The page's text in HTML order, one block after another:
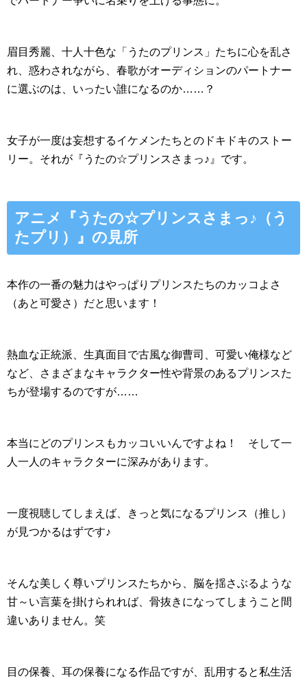
眉目秀麗、十人十色な「うたのプリンス」たちに心を乱さ
れ、惑わされながら、春歌がオーディションのパートナー
に選ぶのは、いったい誰になるのか……？
女子が一度は妄想するイケメンたちとのドキドキのストー
リー。それが『うたの☆プリンスさまっ♪』です。
アニメ『うたの☆プリンスさまっ♪（う
たプリ）』の見所
本作の一番の魅力はやっぱりプリンスたちのカッコよさ
（あと可愛さ）だと思います！
熱血な正統派、生真面目で古風な御曹司、可愛い俺様など
など、さまざまなキャラクター性や背景のあるプリンスた
ちが登場するのですが……
本当にどのプリンスもカッコいいんですよね！ そして一
人一人のキャラクターに深みがあります。
一度視聴してしまえば、きっと気になるプリンス（推し）
が見つかるはずです♪
そんな美しく尊いプリンスたちから、脳を揺さぶるような
甘～い言葉を掛けられれば、骨抜きになってしまうこと間
違いありません。笑
目の保養、耳の保養になる作品ですが、乱用すると私生活